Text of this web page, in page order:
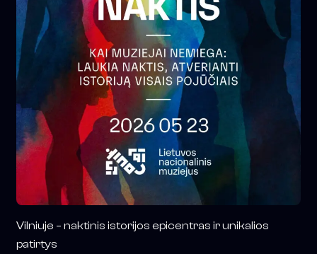
Vilniuje – naktinis istorijos epicentras ir unikalios
patirtys